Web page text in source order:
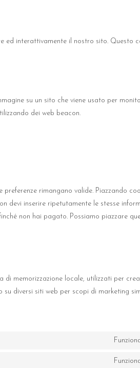
ed interattivamente il nostro sito. Questo
su un sito che viene usato per
dei web beacon.
rimangano valide. Piazzando
devi inserire ripetutamente le stesse
non hai pagato. Possiamo piazzare
memorizzazione locale, utilizzati per
diversi siti web per scopi di marketing